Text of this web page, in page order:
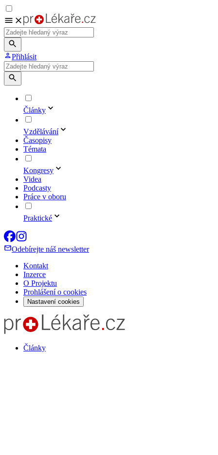
Přihlásit
Články
Vzdělávání
Časopisy
Témata
Kongresy
Videa
Podcasty
Práce v oboru
Praktické
Odebírejte náš newsletter
Kontakt
Inzerce
O Projektu
Prohlášení o cookies
Nastavení cookies
Články